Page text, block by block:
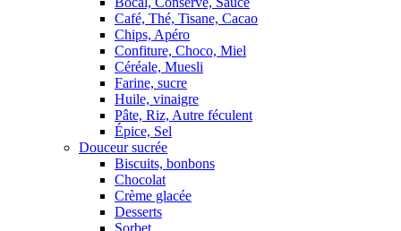
Café, Thé, Tisane, Cacao
Chips, Apéro
Confiture, Choco, Miel
Céréale, Muesli
Farine, sucre
Huile, vinaigre
Pâte, Riz, Autre féculent
Épice, Sel
Douceur sucrée
Biscuits, bonbons
Chocolat
Crème glacée
Desserts
Sorbet